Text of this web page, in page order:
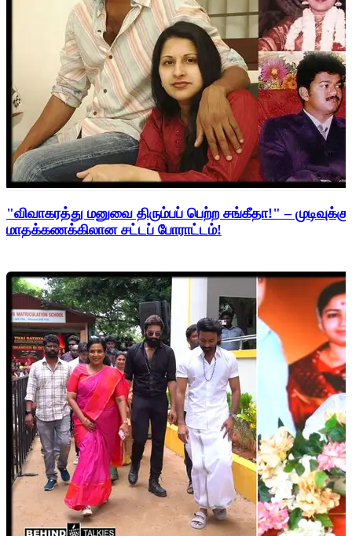
"விவாகரத்து மனுவை திரும்பப் பெற்ற சங்கீதா!" –
மாதக்கணக்கிலான சட்டப் போராட்டம்!